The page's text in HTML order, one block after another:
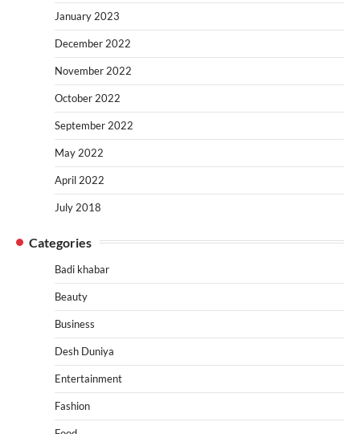
January 2023
December 2022
November 2022
October 2022
September 2022
May 2022
April 2022
July 2018
Categories
Badi khabar
Beauty
Business
Desh Duniya
Entertainment
Fashion